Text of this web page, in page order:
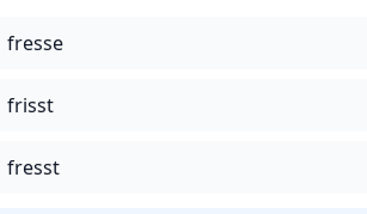
fresse
frisst
fresst